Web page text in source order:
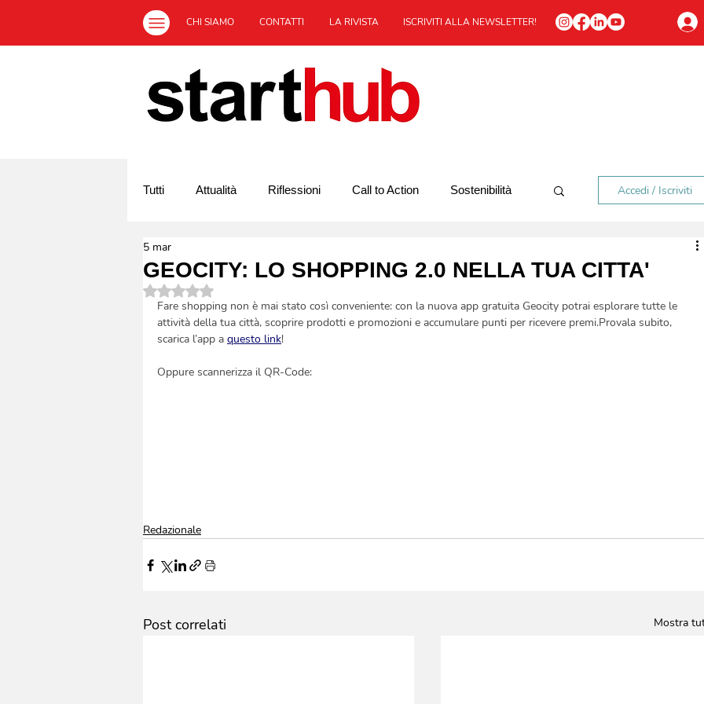
CHI SIAMO CONTATTI LA RIVISTA ISCRIVITI ALLA NEWSLETTER!
Tutti Attualità Riflessioni Call to Action Sostenibilità Accedi / Iscriviti
GEOCITY: LO SHOPPING 2.0 NELLA TUA CITTA'
5 mar
Valutazione NaN stelle su 5.
Fare shopping non è mai stato così conveniente: con la nuova app gratuita Geocity potrai esplorare tutte le
attività della tua città, scoprire prodotti e promozioni e accumulare punti per ricevere premi.Provala subito,
scarica l’app a questo link!
Oppure scannerizza il QR-Code:
Redazionale
Post correlati Mostra